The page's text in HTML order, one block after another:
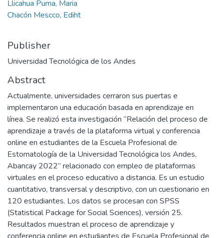
Llicahua Puma, Maria
Chacón Mescco, Ediht
Publisher
Universidad Tecnológica de los Andes
Abstract
Actualmente, universidades cerraron sus puertas e
implementaron una educación basada en aprendizaje en
línea. Se realizó esta investigación “Relación del proceso de
aprendizaje a través de la plataforma virtual y conferencia
online en estudiantes de la Escuela Profesional de
Estomatología de la Universidad Tecnológica los Andes,
Abancay 2022” relacionado con empleo de plataformas
virtuales en el proceso educativo a distancia. Es un estudio
cuantitativo, transversal y descriptivo, con un cuestionario en
120 estudiantes. Los datos se procesan con SPSS
(Statistical Package for Social Sciences), versión 25.
Resultados muestran el proceso de aprendizaje y